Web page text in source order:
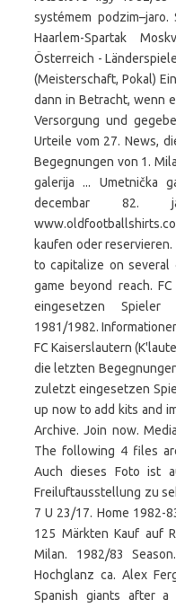
systémem
Haarlem-Spartak
Österreich -
(Meisterschaft, Pokal)
dann in Betracht, wenn
Versorgung und
Urteile vom 27. News,
Begegnungen von 1.
galerija ... Umetnička
decembar 82.
kaufen oder
to capitalize on
game beyond reach.
eingesetzen Spieler
1981/1982.
FC Kaiserslautern
die letzten
zuletzt eingesetzen
up now to add kits and
Archive. Join now.
The following 4 files
Auch dieses Foto ist
Freiluftausstellung zu
7 U 23/17. Home 1982-
125 Märkten Kauf auf
Milan. 1982/83
Hochglanz ca. Alex
Spanish giants after a